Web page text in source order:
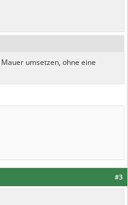
umsetzen, ohne eine
#3